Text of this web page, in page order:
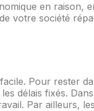
en raison,
votre société
Pour rester
délais fixés.
Par ailleurs,